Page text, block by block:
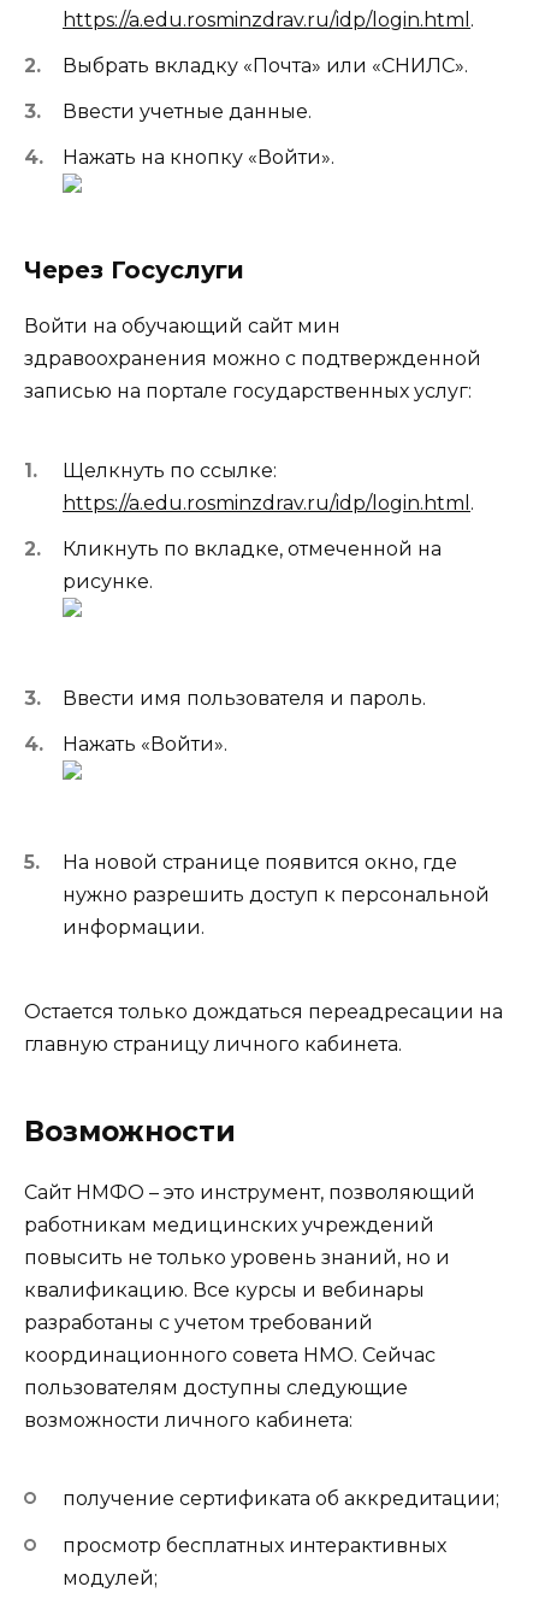
https://a.edu.rosminzdrav.ru/idp/login.html .
Выбрать вкладку «Почта» или «СНИЛС».
Ввести учетные данные.
Нажать на кнопку «Войти».
Через Госуслуги
Войти на обучающий сайт мин
здравоохранения можно с подтвержденной
записью на портале государственных услуг:
Щелкнуть по ссылке:
https://a.edu.rosminzdrav.ru/idp/login.html .
Кликнуть по вкладке, отмеченной на
рисунке.
Ввести имя пользователя и пароль.
Нажать «Войти».
На новой странице появится окно, где
нужно разрешить доступ к персональной
информации.
Остается только дождаться переадресации на
главную страницу личного кабинета.
Возможности
Сайт НМФО – это инструмент, позволяющий
работникам медицинских учреждений
повысить не только уровень знаний, но и
квалификацию. Все курсы и вебинары
разработаны с учетом требований
координационного совета НМО. Сейчас
пользователям доступны следующие
возможности личного кабинета:
получение сертификата об аккредитации;
просмотр бесплатных интерактивных
модулей;